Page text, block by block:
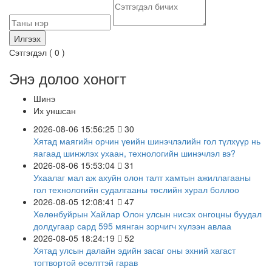
Сэтгэгдэл ( 0 )
Энэ долоо хоногт
Шинэ
Их уншсан
2026-08-06 15:56:25
30
Хятад маягийн орчин үеийн шинэчлэлийн гол түлхүүр нь
яагаад шинжлэх ухаан, технологийн шинэчлэл вэ?
2026-08-06 15:53:04
31
Ухаалаг мал аж ахуйн олон талт хамтын ажиллагааны
гол технологийн судалгааны төслийн хурал боллоо
2026-08-05 12:08:41
47
Хөлөнбуйрын Хайлар Олон улсын нисэх онгоцны буудал
долдугаар сард 595 мянган зорчигч хүлээн авлаа
2026-08-05 18:24:19
52
Хятад улсын далайн эдийн засаг оны эхний хагаст
тогтвортой өсөлттэй гарав